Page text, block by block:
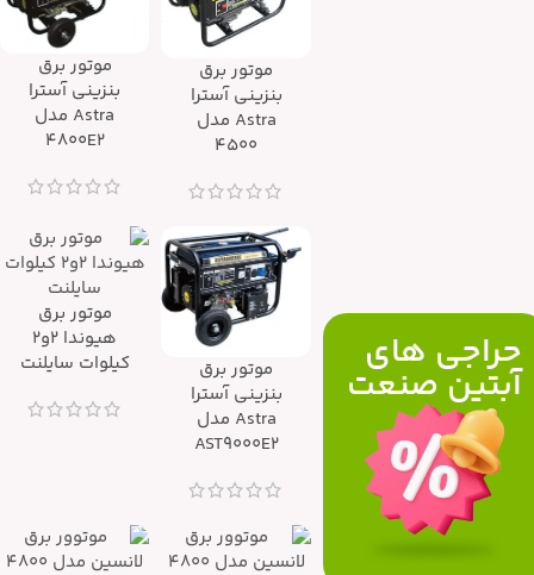
حراجي هاي
آبتين صنعت
موتور برق
بنزینی آسترا
Astra مدل
4500
موتور برق
بنزینی آسترا
Astra مدل
4800E2
موتور برق
بنزینی آسترا
Astra مدل
AST9000E2
موتور برق
هیوندا 2و2
کیلوات سایلنت